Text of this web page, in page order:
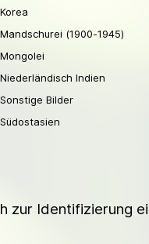
Korea
Mandschurei (1900-1945)
Mongolei
Niederländisch Indien
Sonstige Bilder
Südostasien
zur Identifizierung